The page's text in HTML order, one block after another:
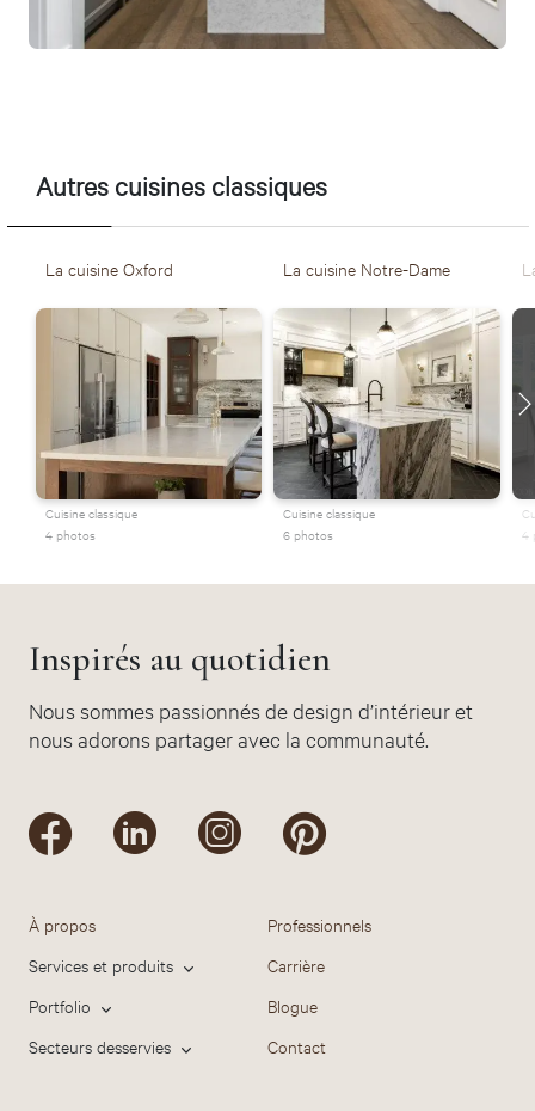
Autres cuisines classiques
Cuisine classique
4 photos
La cuisine Oxford
Cuisine classique
6 photos
La cuisine Notre-Dame
4
Inspirés au quotidien
Nous sommes passionnés de design d’intérieur et
nous adorons partager avec la communauté.
À propos
Services et produits
Portfolio
Secteurs desservies
Professionnels
Carrière
Blogue
Contact